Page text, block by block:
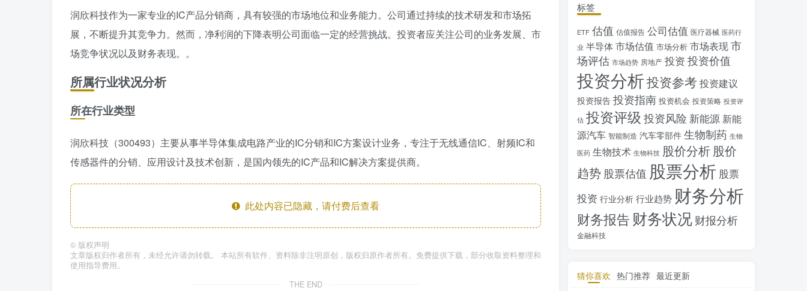
润欣科技作为一家专业的IC产品分销商，具有较强的市场地位和业务能力。公司通过持续的技术研发和市场拓
展，不断提升其竞争力。然而，净利润的下降表明公司面临一定的经营挑战。投资者应关注公司的业务发展、市
场竞争状况以及财务表现。。
所属行业状况分析
所在行业类型
润欣科技（300493）主要从事半导体集成电路产业的IC分销和IC方案设计业务，专注于无线通信IC、射频IC和
传感器件的分销、应用设计及技术创新，是国内领先的IC产品和IC解决方案提供商。
此处内容已隐藏，请付费后查看
© 版权声明
文章版权归作者所有，未经允许请勿转载。 本站所有软件、资料除非注明原创，版权归原作者所有。免费提供下载，部分收取资料整理和
使用指导费用。
THE END
标签
ETF 估值 估值报告 公司估值 医疗器械 医药行
业 半导体市场估值 市场分析 市场表现市
场评估 市场趋势 房地产 投资 投资价值
投资分析投资参考 投资建议
投资报告 投资指南 投资机会 投资策略 投资评
估 投资评级 投资风险 新能源 新能
源汽车 智能制造 汽车零部件 生物制药 生物
医药 生物技术 生物科技 股价分析 股价
趋势 股票估值 股票分析 股票
投资 行业分析 行业趋势 财务分析
财务报告 财务状况财报分析
金融科技
猜你喜欢 热门推荐 最近更新